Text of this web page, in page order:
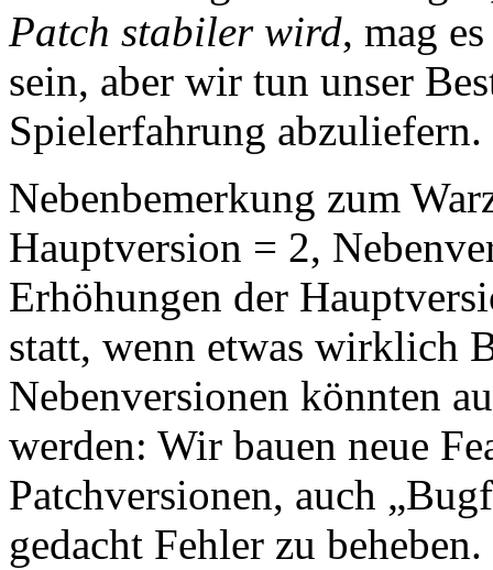
Patch stabiler wird, mag
sein, aber wir tun unser
Spielerfahrung abzuliefern.
Nebenbemerkung zum
Hauptversion = 2,
Erhöhungen der
statt, wenn etwas wirklich
Nebenversionen könnten
werden: Wir bauen neue
Patchversionen, auch
gedacht Fehler zu beheben.